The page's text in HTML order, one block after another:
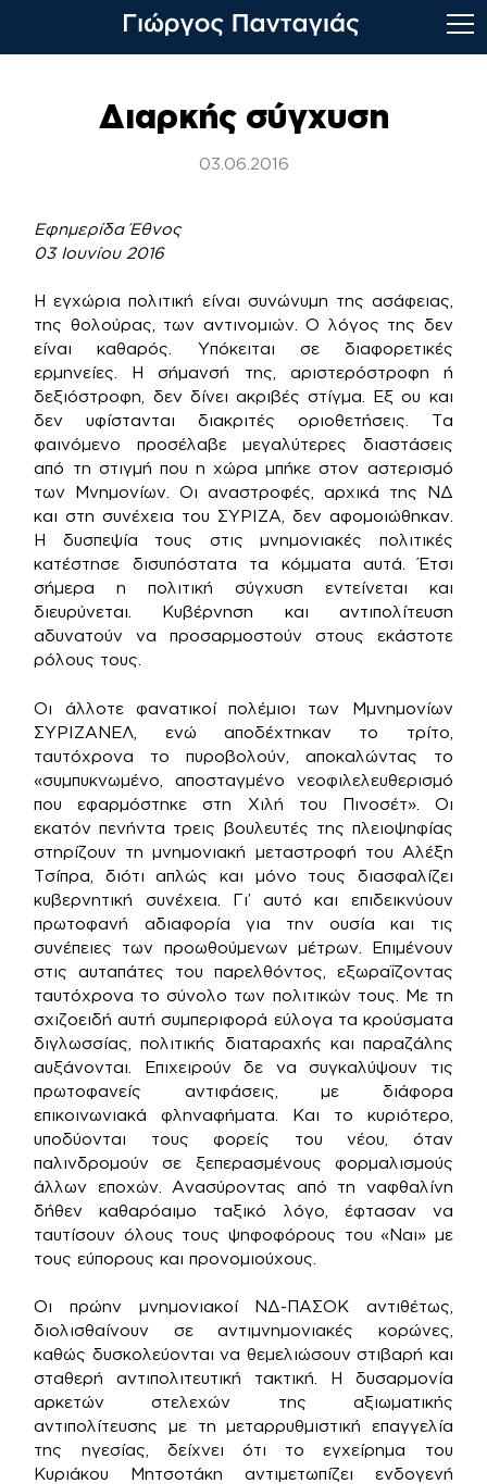
Διαρκής σύγχυση
03.06.2016
Εφημερίδα Έθνος
03 Ιουνίου 2016
Η εγχώρια πολιτική είναι συνώνυμη της ασάφειας,
της θολούρας, των αντινομιών. Ο λόγος της δεν
είναι καθαρός. Υπόκειται σε διαφορετικές
ερμηνείες. Η σήμανσή της, αριστερόστροφη ή
δεξιόστροφη, δεν δίνει ακριβές στίγμα. Εξ ου και
δεν υφίστανται διακριτές οριοθετήσεις. Τα
φαινόμενο προσέλαβε μεγαλύτερες διαστάσεις
από τη στιγμή που η χώρα μπήκε στον αστερισμό
των Μνημονίων. Οι αναστροφές, αρχικά της ΝΔ
και στη συνέχεια του ΣΥΡΙΖΑ, δεν αφομοιώθηκαν.
Η δυσπεψία τους στις μνημονιακές πολιτικές
κατέστησε δισυπόστατα τα κόμματα αυτά. Έτσι
σήμερα η πολιτική σύγχυση εντείνεται και
διευρύνεται. Κυβέρνηση και αντιπολίτευση
αδυνατούν να προσαρμοστούν στους εκάστοτε
ρόλους τους.
Οι άλλοτε φανατικοί πολέμιοι των Μμνημονίων
ΣΥΡΙΖΑΝΕΛ, ενώ αποδέχτηκαν το τρίτο,
ταυτόχρονα το πυροβολούν, αποκαλώντας το
«συμπυκνωμένο, αποσταγμένο νεοφιλελευθερισμό
που εφαρμόστηκε στη Χιλή του Πινοσέτ». Οι
εκατόν πενήντα τρεις βουλευτές της πλειοψηφίας
στηρίζουν τη μνημονιακή μεταστροφή του Αλέξη
Τσίπρα, διότι απλώς και μόνο τους διασφαλίζει
κυβερνητική συνέχεια. Γι’ αυτό και επιδεικνύουν
πρωτοφανή αδιαφορία για την ουσία και τις
συνέπειες των προωθούμενων μέτρων. Επιμένουν
στις αυταπάτες του παρελθόντος, εξωραΐζοντας
ταυτόχρονα το σύνολο των πολιτικών τους. Με τη
σχιζοειδή αυτή συμπεριφορά εύλογα τα κρούσματα
διγλωσσίας, πολιτικής διαταραχής και παραζάλης
αυξάνονται. Επιχειρούν δε να συγκαλύψουν τις
πρωτοφανείς αντιφάσεις, με διάφορα
επικοινωνιακά φληναφήματα. Και το κυριότερο,
υποδύονται τους φορείς του νέου, όταν
παλινδρομούν σε ξεπερασμένους φορμαλισμούς
άλλων εποχών. Ανασύροντας από τη ναφθαλίνη
δήθεν καθαρόαιμο ταξικό λόγο, έφτασαν να
ταυτίσουν όλους τους ψηφοφόρους του «Ναι» με
τους εύπορους και προνομιούχους.
Οι πρώην μνημονιακοί ΝΔ-ΠΑΣΟΚ αντιθέτως,
διολισθαίνουν σε αντιμνημονιακές κορώνες,
καθώς δυσκολεύονται να θεμελιώσουν στιβαρή και
σταθερή αντιπολιτευτική τακτική. Η δυσαρμονία
αρκετών στελεχών της αξιωματικής
αντιπολίτευσης με τη μεταρρυθμιστική επαγγελία
της ηγεσίας, δείχνει ότι το εγχείρημα του
Κυριάκου Μητσοτάκη αντιμετωπίζει ενδογενή